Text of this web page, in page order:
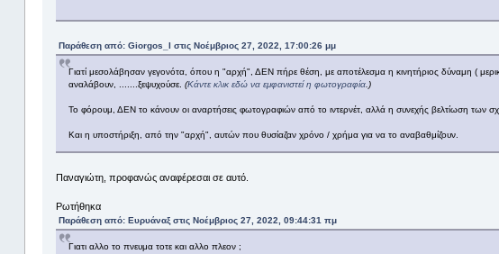
Παράθεση από: Giorgos_I στις Νοέμβριος 27, 2022, 17:00:26 μμ
Γιατί μεσολάβησαν γεγονότα, όπου η "αρχή", ΔΕΝ πήρε θέση, με αποτέλεσμα η κινητήριος δύναμη (
αναλάβουν, .......ξεψυχούσε. (Κάντε κλικ εδώ να εμφανιστεί η φωτογραφία.)
Το φόρουμ, ΔΕΝ το κάνουν οι αναρτήσεις φωτογραφιών από το ιντερνέτ, αλλά η συνεχής βελτίωση των
Και η υποστήριξη, από την "αρχή", αυτών που θυσίαζαν χρόνο / χρήμα για να το αναβαθμίζουν.
Παναγιώτη, προφανώς αναφέρεσαι σε αυτό.
Ρωτήθηκα
Παράθεση από: Ευρυάναξ στις Νοέμβριος 27, 2022, 09:44:31 πμ
Γιατι αλλο το πνευμα τοτε και αλλο πλεον ;